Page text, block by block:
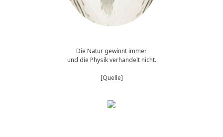
Die Natur gewinnt immer
und die Physik verhandelt nicht.
[Quelle]